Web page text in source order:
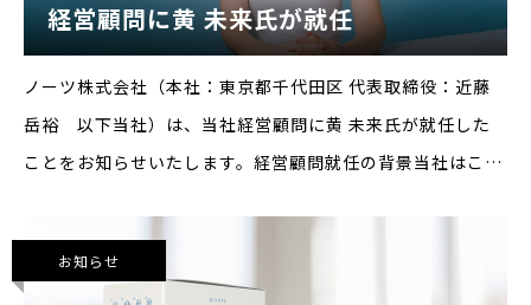
経営顧問に黄 未来氏が就任
ノーツ株式会社（本社：東京都千代田区 代表取締役：近藤
岳裕 以下当社）は、当社経営顧問に黄 未来氏が就任した
ことをお知らせいたします。経営顧問就任の背景当社はこれ
ッションの元、主に中国を中心とした中華圏向けマー
お知らせ